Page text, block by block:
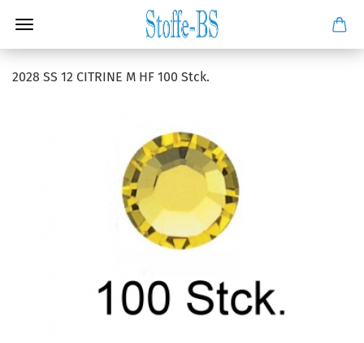
2028 SS 12 CITRINE M HF 100 Stck.